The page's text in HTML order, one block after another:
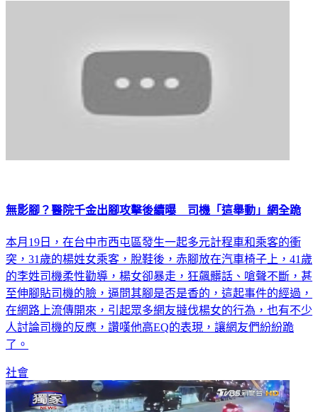
無影腳？醫院千金出腳攻擊後續曝 司機「這舉動」網全跪
本月19日，在台中市西屯區發生一起多元計程車和乘客的衝
突，31歲的楊姓女乘客，脫鞋後，赤腳放在汽車椅子上，41歲
的李姓司機柔性勸導，楊女卻暴走，狂飆髒話、嗆聲不斷，甚
至伸腳貼司機的臉，逼問其腳是否是香的，這起事件的經過，
在網路上流傳開來，引起眾多網友撻伐楊女的行為，也有不少
人討論司機的反應，讚嘆他高EQ的表現，讓網友們紛紛跪
了。
社會